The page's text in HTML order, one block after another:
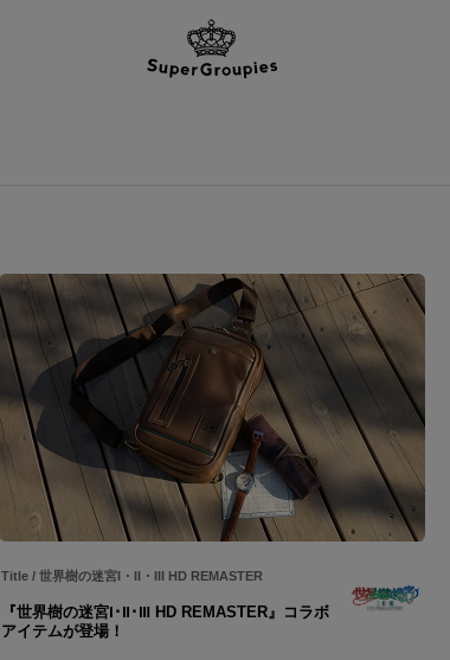
Title / 世界樹の迷宮I・II・III HD REMASTER
『世界樹の迷宮Ⅰ･Ⅱ･Ⅲ HD REMASTER』コラボ
アイテムが登場！